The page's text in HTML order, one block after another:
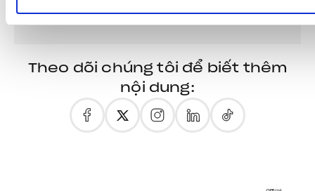
Theo dõi chúng tôi để biết thêm
nội dung: